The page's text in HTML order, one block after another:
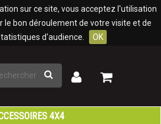
sur ce site, vous acceptez l'utilisation
le bon déroulement de votre visite et de
d'audience.
OK
Rechercher
Mon
Mon
4X4